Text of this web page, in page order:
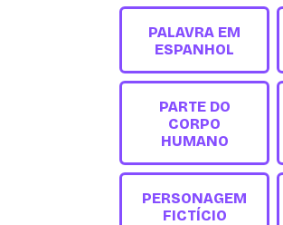
PALAVRA EM
ESPANHOL
PARTE DO
CORPO
HUMANO
PERSONAGEM
FICTÍCIO